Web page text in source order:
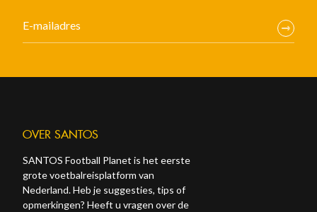
OVER SANTOS
SANTOS Football Planet is het eerste
grote voetbalreisplatform van
Nederland. Heb je suggesties, tips of
opmerkingen? Heeft u vragen over de